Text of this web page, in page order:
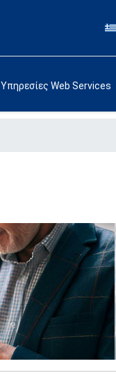
Υπηρεσίες Web Services